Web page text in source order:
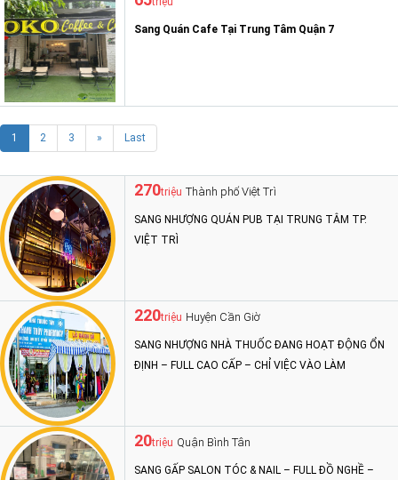
Sang Quán Cafe Tại Trung Tâm Quận 7
1 2 3 » Last
270triệu Thành phố Việt Trì
SANG NHƯỢNG QUÁN PUB TẠI TRUNG TÂM TP.
VIỆT TRÌ
220triệu Huyện Cần Giờ
SANG NHƯỢNG NHÀ THUỐC ĐANG HOẠT ĐỘNG ỔN
ĐỊNH – FULL CAO CẤP – CHỈ VIỆC VÀO LÀM
20triệu Quận Bình Tân
SANG GẤP SALON TÓC & NAIL – FULL ĐỒ NGHỀ –